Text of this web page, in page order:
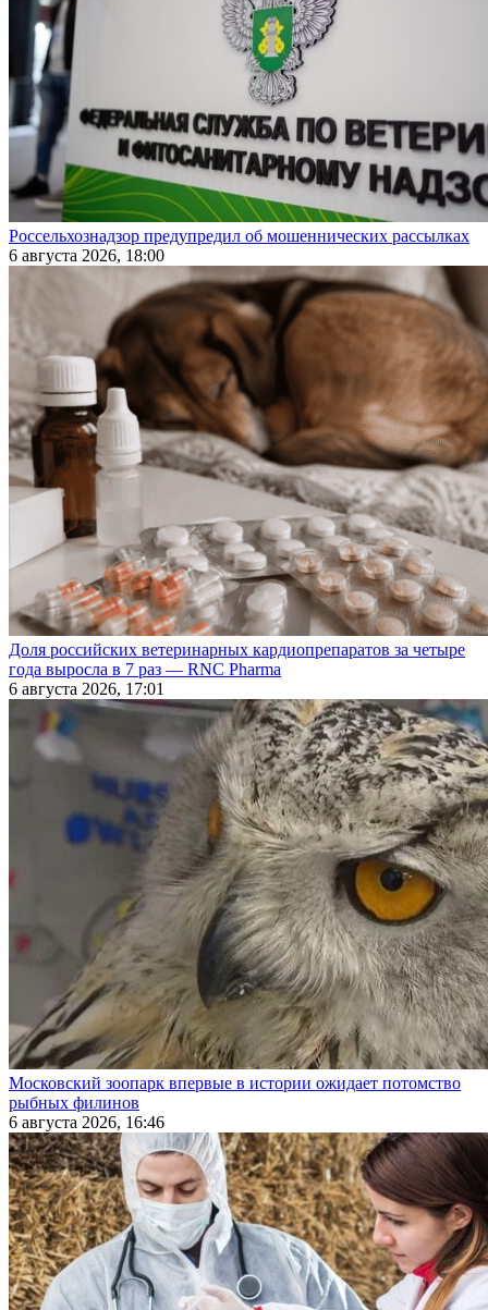
Россельхознадзор предупредил об мошеннических рассылках
6 августа 2026, 18:00
Доля российских ветеринарных кардиопрепаратов за четыре
года выросла в 7 раз — RNC Pharma
6 августа 2026, 17:01
Московский зоопарк впервые в истории ожидает потомство
рыбных филинов
6 августа 2026, 16:46